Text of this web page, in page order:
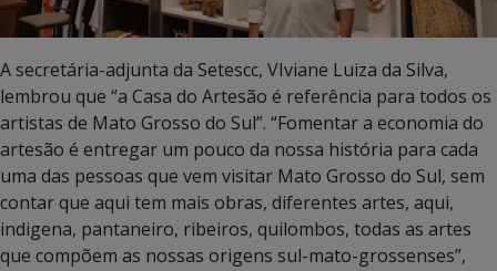
A secretária-adjunta da Setescc, VIviane Luiza da Silva,
lembrou que “a Casa do Artesão é referência para todos os
artistas de Mato Grosso do Sul”. “Fomentar a economia do
artesão é entregar um pouco da nossa história para cada
uma das pessoas que vem visitar Mato Grosso do Sul, sem
contar que aqui tem mais obras, diferentes artes, aqui,
indigena, pantaneiro, ribeiros, quilombos, todas as artes
que compõem as nossas origens sul-mato-grossenses”,